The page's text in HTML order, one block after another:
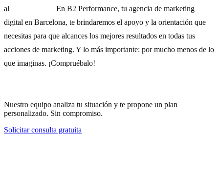
al
En B2 Performance, tu agencia de marketing
digital en Barcelona, te brindaremos el apoyo y la orientación que
necesitas para que alcances los mejores resultados en todas tus
acciones de marketing. Y lo más importante: por mucho menos de lo
que imaginas. ¡Compruébalo!
Nuestro equipo analiza tu situación y te propone un plan
personalizado. Sin compromiso.
Solicitar consulta gratuita